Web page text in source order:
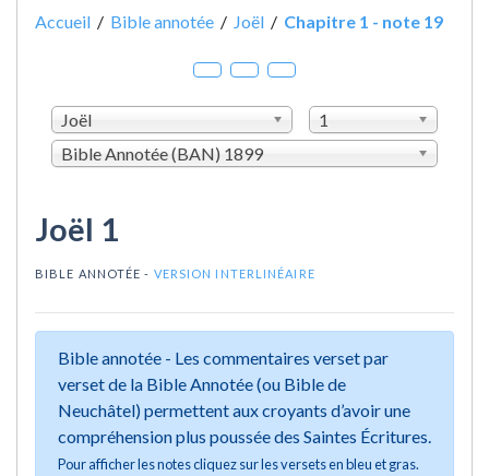
Accueil / Bible annotée / Joël / Chapitre 1 - note 19
Joël
1
Bible Annotée (BAN) 1899
Joël 1
BIBLE ANNOTÉE - VERSION INTERLINÉAIRE
Bible annotée - Les commentaires verset par
verset de la Bible Annotée (ou Bible de
Neuchâtel) permettent aux croyants d’avoir une
compréhension plus poussée des Saintes Écritures.
Pour afficher les notes cliquez sur les versets en bleu et gras.